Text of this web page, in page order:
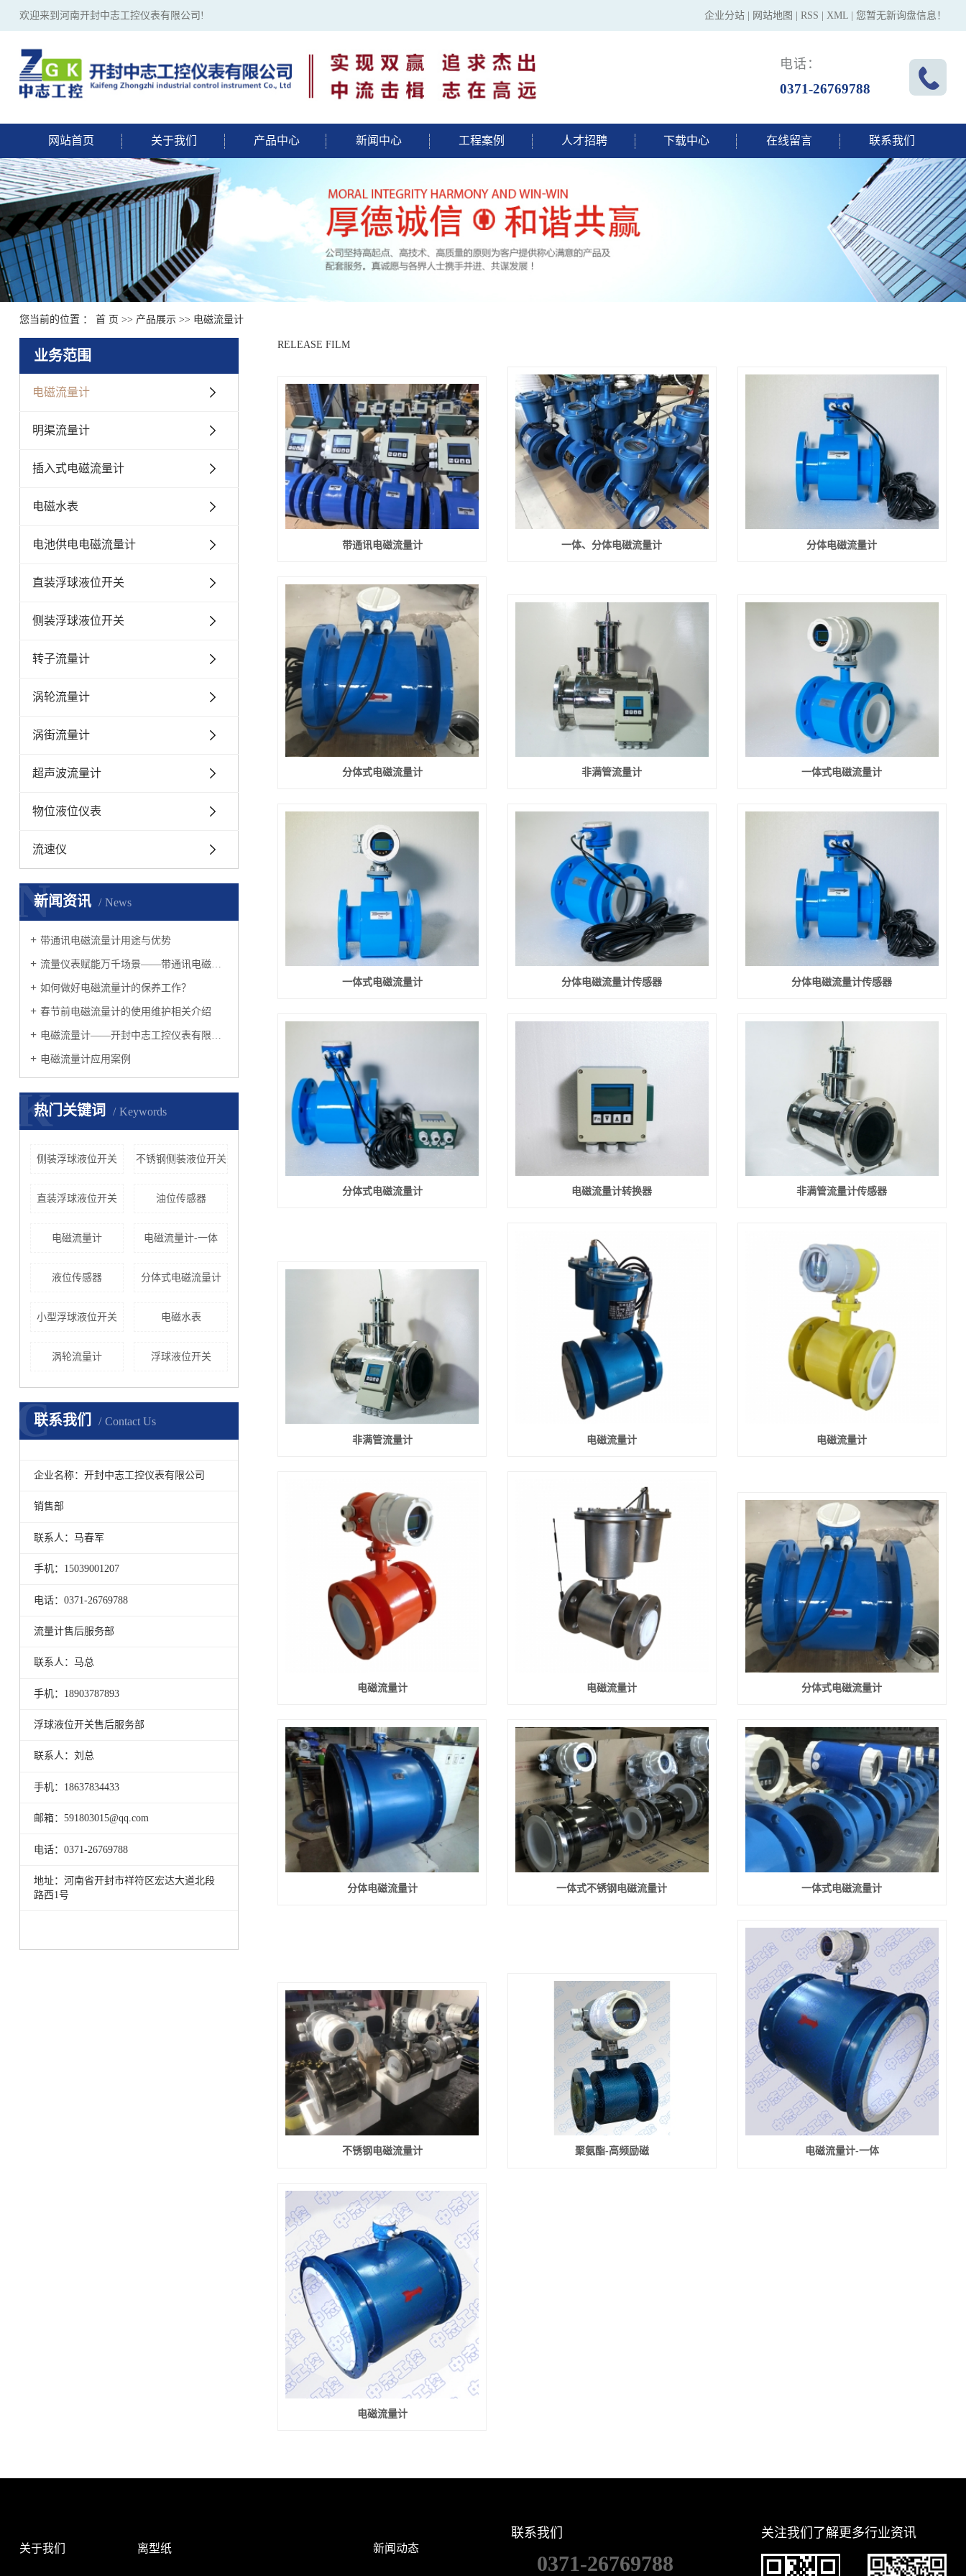
欢迎来到河南开封中志工控仪表有限公司! 企业分站 网站地图 |RSS |XML |您暂无新询盘信息！
电话：
0371-26769788
网站首页 关于我们 产品中心 新闻中心 工程案例 人才招聘 下载中心 在线留言 联系我们
您当前的位置 ： 首 页 >> 产品展示>> 电磁流量计
业务范围
电磁流量计
明渠流量计
插入式电磁流量计
电磁水表
电池供电电磁流量计
直装浮球液位开关
侧装浮球液位开关
转子流量计
涡轮流量计
涡街流量计
超声波流量计
物位液位仪表
流速仪
新闻资讯 News
N
带通讯电磁流量计用途与优势
流量仪表赋能万千场景——带通讯电磁流量计
如何做好电磁流量计的保养工作？
春节前电磁流量计的使用维护相关介绍
电磁流量计——开封中志工控仪表有限公司
电磁流量计应用案例
热门关键词 Keywords
K
侧装浮球液位开关 不锈钢侧装液位开关
直装浮球液位开关 油位传感器
电磁流量计 电磁流量计-一体
液位传感器 分体式电磁流量计
小型浮球液位开关 电磁水表
涡轮流量计 浮球液位开关
联系我们 Contact Us
C
企业名称：开封中志工控仪表有限公司
销售部
联系人：马春军
手机：15039001207
电话：0371-26769788
流量计售后服务部
联系人：马总
手机：18903787893
浮球液位开关售后服务部
联系人：刘总
手机：18637834433
邮箱：591803015@qq.com
电话：0371-26769788
地址：河南省开封市祥符区宏达大道北段
路西1号
RELEASE FILM
带通讯电磁流量计 一体、分体电磁流量计 分体电磁流量计
分体式电磁流量计 非满管流量计 一体式电磁流量计
一体式电磁流量计 分体电磁流量计传感器 分体电磁流量计传感器
分体式电磁流量计 电磁流量计转换器 非满管流量计传感器
非满管流量计 电磁流量计 电磁流量计
电磁流量计 电磁流量计 分体式电磁流量计
分体电磁流量计 一体式不锈钢电磁流量计 一体式电磁流量计
不锈钢电磁流量计 聚氨酯-高频励磁 电磁流量计-一体
电磁流量计
关于我们 离型纸 新闻动态
联系我们
0371-26769788
关注我们了解更多行业资讯